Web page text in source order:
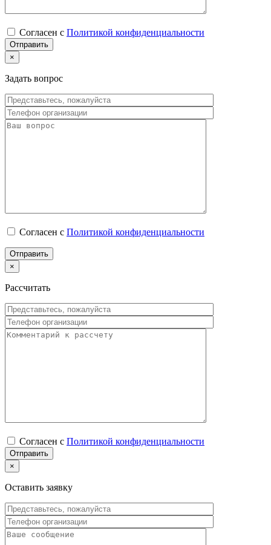
Согласен с Политикой конфиденциальности
×
Задать вопрос
Согласен с Политикой конфиденциальности
×
Рассчитать
Согласен с Политикой конфиденциальности
×
Оставить заявку